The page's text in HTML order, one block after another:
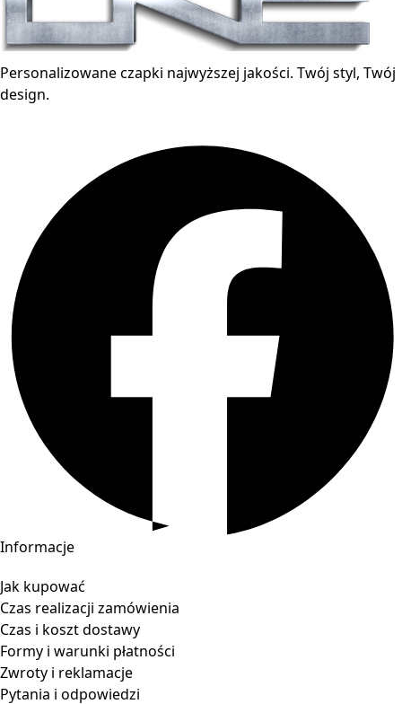
Personalizowane czapki najwyższej jakości. Twój styl, Twój
design.
Informacje
Jak kupować
Czas realizacji zamówienia
Czas i koszt dostawy
Formy i warunki płatności
Zwroty i reklamacje
Pytania i odpowiedzi